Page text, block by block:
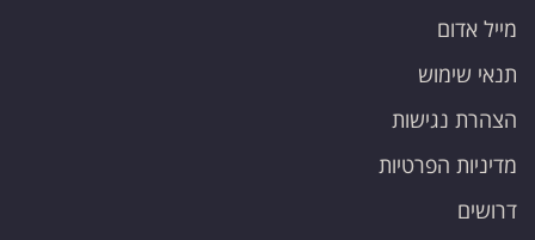
מייל אדום
תנאי שימוש
הצהרת נגישות
מדיניות הפרטיות
דרושים